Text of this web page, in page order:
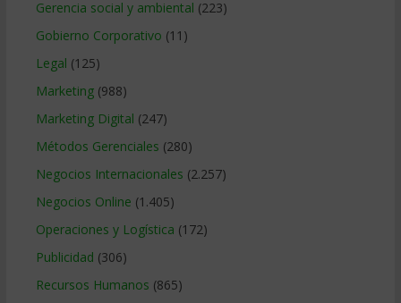
Gerencia social y ambiental (223)
Gobierno Corporativo (11)
Legal (125)
Marketing(988)
Marketing Digital (247)
Métodos Gerenciales (280)
Negocios Internacionales (2.257)
Negocios Online (1.405)
Operaciones y Logística (172)
Publicidad (306)
Recursos Humanos (865)